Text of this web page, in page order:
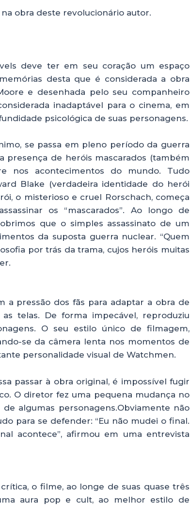
obra deste revolucionário autor.
deve ter em seu coração um espaço
desta que é considerada a obra
e desenhada pelo seu companheiro
inadaptável para o cinema, em
psicológica de suas personagens.
se passa em pleno período da guerra
presença de heróis mascarados (também
nos acontecimentos do mundo. Tudo
Blake (verdadeira identidade do herói
o misterioso e cruel Rorschach, começa
os “mascarados”. Ao longo de
que o simples assassinato de um
da suposta guerra nuclear. “Quem
por trás da trama, cujos heróis muitas
pressão dos fãs para adaptar a obra de
telas. De forma impecável, reproduziu
O seu estilo único de filmagem,
se da câmera lenta nos momentos de
personalidade visual de Watchmen.
passar à obra original, é impossível fugir
O diretor fez uma pequena mudança no
algumas personagens.Obviamente não
para se defender: “Eu não mudei o final.
acontece”, afirmou em uma entrevista
o filme, ao longe de suas quase três
aura pop e cult, ao melhor estilo de